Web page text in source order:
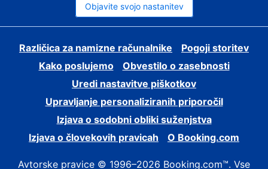
Objavite svojo nastanitev
Različica za namizne računalnike
Pogoji storitev
Kako poslujemo
Obvestilo o zasebnosti
Uredi nastavitve piškotkov
Upravljanje personaliziranih priporočil
Izjava o sodobni obliki suženjstva
Izjava o človekovih pravicah
O Booking.com
Avtorske pravice © 1996–2026 Booking.com™. Vse